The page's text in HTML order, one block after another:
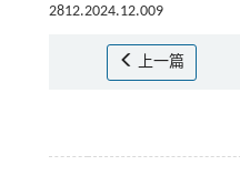
2812.2024.12.009
上一篇